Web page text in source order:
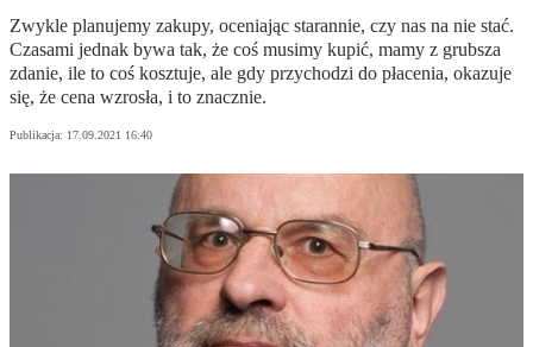
Zwykle planujemy zakupy, oceniając starannie, czy nas na nie stać.
Czasami jednak bywa tak, że coś musimy kupić, mamy z grubsza
zdanie, ile to coś kosztuje, ale gdy przychodzi do płacenia, okazuje
się, że cena wzrosła, i to znacznie.
Publikacja: 17.09.2021 16:40